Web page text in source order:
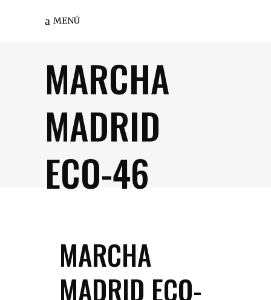
MENÚ
MARCHA
MADRID
ECO-46
MARCHA
MADRID ECO-